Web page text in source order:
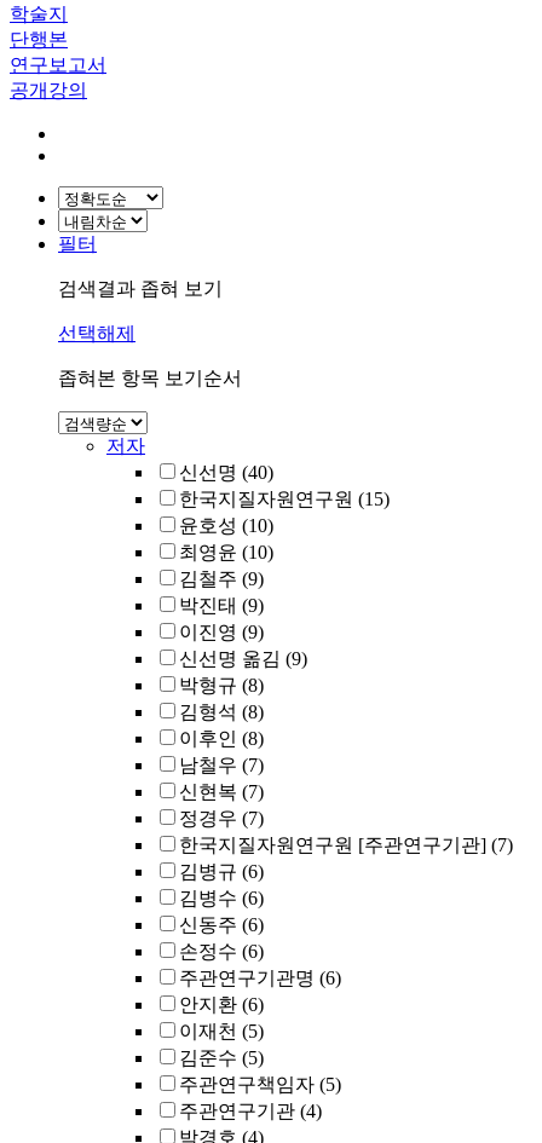
학술지
단행본
연구보고서
공개강의
필터
검색결과 좁혀 보기
선택해제
좁혀본 항목 보기순서
저자
신선명 (40)
한국지질자원연구원 (15)
윤호성 (10)
최영윤 (10)
김철주 (9)
박진태 (9)
이진영 (9)
신선명 옮김 (9)
박형규 (8)
김형석 (8)
이후인 (8)
남철우 (7)
신현복 (7)
정경우 (7)
한국지질자원연구원 [주관연구기관] (7)
김병규 (6)
김병수 (6)
신동주 (6)
손정수 (6)
주관연구기관명 (6)
안지환 (6)
이재천 (5)
김준수 (5)
주관연구책임자 (5)
주관연구기관 (4)
박경호 (4)